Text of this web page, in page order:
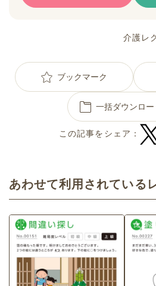
介護レ
ブックマーク
一括ダウンロ
この記事をシェア：
あわせて利用されている